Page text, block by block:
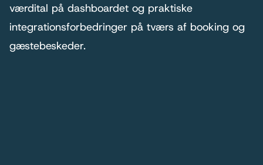
værdital på dashboardet og praktiske
integrationsforbedringer på tværs af booking og
gæstebeskeder.